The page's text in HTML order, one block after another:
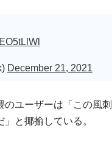
December 21, 2021
のユーザーは「この風
と揶揄している。